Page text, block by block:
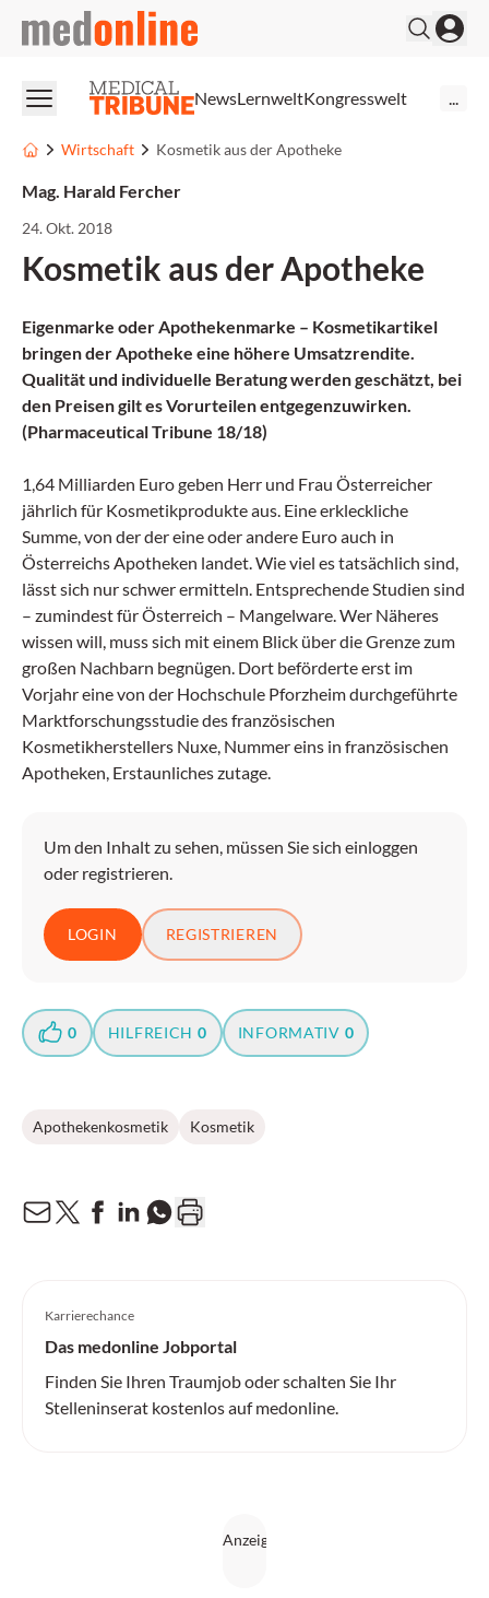
medonline
NewsLernweltKongresswelt
Wirtschaft Kosmetik aus der Apotheke
Mag. Harald Fercher
24. Okt. 2018
Kosmetik aus der Apotheke
Eigenmarke oder Apothekenmarke – Kosmetikartikel
bringen der Apotheke eine höhere Umsatzrendite.
Qualität und individuelle Beratung werden geschätzt, bei
den Preisen gilt es Vorurteilen entgegenzuwirken.
(Pharmaceutical Tribune 18/18)
1,64 Milliarden Euro geben Herr und Frau Österreicher
jährlich für Kosmetikprodukte aus. Eine erkleckliche
Summe, von der der eine oder andere Euro auch in
Österreichs Apotheken landet. Wie viel es tatsächlich sind,
lässt sich nur schwer ermitteln. Entsprechende Studien sind
– zumindest für Österreich – Mangelware. Wer Näheres
wissen will, muss sich mit einem Blick über die Grenze zum
großen Nachbarn begnügen. Dort beförderte erst im
Vorjahr eine von der Hochschule Pforzheim durchgeführte
Marktforschungsstudie des französischen
Kosmetikherstellers Nuxe, Nummer eins in französischen
Apotheken, Erstaunliches zutage.
Um den Inhalt zu sehen, müssen Sie sich einloggen
oder registrieren.
LOGIN REGISTRIEREN
0 HILFREICH 0 INFORMATIV 0
Apothekenkosmetik Kosmetik
Karrierechance
Das medonline Jobportal
Finden Sie Ihren Traumjob oder schalten Sie Ihr
Stelleninserat kostenlos auf medonline.